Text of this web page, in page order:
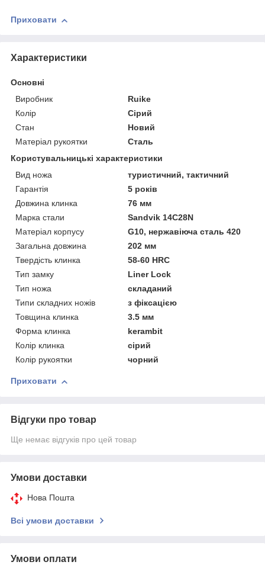
Приховати
Характеристики
Основні
Виробник
Ruike
Колір
Сірий
Стан
Новий
Матеріал рукоятки
Сталь
Користувальницькі характеристики
Вид ножа
туристичний, тактичний
Гарантія
5 років
Довжина клинка
76 мм
Марка стали
Sandvik 14C28N
Матеріал корпусу
G10, нержавіюча сталь 420
Загальна довжина
202 мм
Твердість клинка
58-60 HRC
Тип замку
Liner Lock
Тип ножа
складаний
Типи складних ножів
з фіксацією
Товщина клинка
3.5 мм
Форма клинка
kerambit
Колір клинка
сірий
Колір рукоятки
чорний
Приховати
Відгуки про товар
Ще немає відгуків про цей товар
Умови доставки
Нова Пошта
Всі умови доставки
Умови оплати